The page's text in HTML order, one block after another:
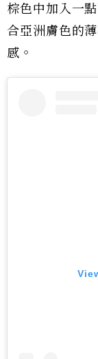
棕色中加入一
合亞洲膚色的
感。